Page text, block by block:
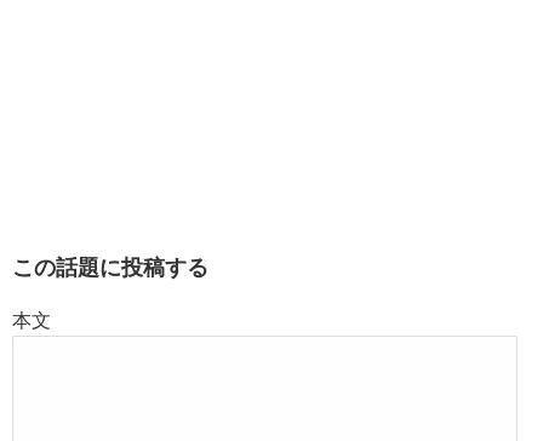
この話題に投稿する
本文